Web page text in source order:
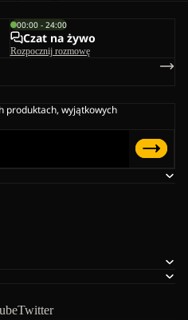
Twitter
00:00 - 24:00
Czat na żywo
Rozpocznij rozmowę
produktach, wyjątkowych